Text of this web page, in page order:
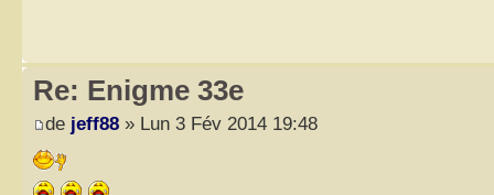
Re: Enigme 33e
de jeff88 » Lun 3 Fév 2014 19:48